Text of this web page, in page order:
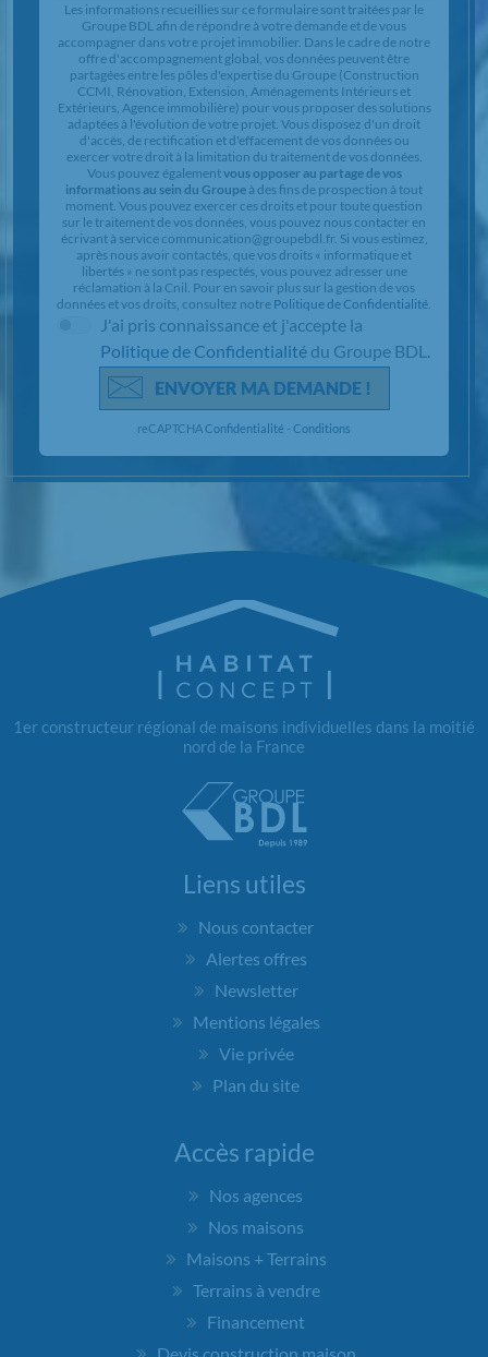
Les informations recueillies sur ce formulaire sont traitées par le
Groupe BDL afin de répondre à votre demande et de vous
accompagner dans votre projet immobilier. Dans le cadre de notre
offre d'accompagnement global, vos données peuvent être
partagées entre les pôles d'expertise du Groupe (Construction
CCMI, Rénovation, Extension, Aménagements Intérieurs et
Extérieurs, Agence immobilière) pour vous proposer des solutions
adaptées à l'évolution de votre projet. Vous disposez d'un droit
d'accès, de rectification et d'effacement de vos données ou
exercer votre droit à la limitation du traitement de vos données.
Vous pouvez égalementvous opposer au partage de vos
informations au sein du Groupe à des fins de prospection à tout
moment. Vous pouvez exercer ces droits et pour toute question
sur le traitement de vos données, vous pouvez nous contacter en
écrivant à service communication@groupebdl.fr. Si vous estimez,
après nous avoir contactés, que vos droits « informatique et
libertés » ne sont pas respectés, vous pouvez adresser une
réclamation à la Cnil. Pour en savoir plus sur la gestion de vos
données et vos droits, consultez notre Politique de Confidentialité.
J'ai pris connaissance et j'accepte la
Politique de Confidentialité du Groupe BDL.
ENVOYER MA DEMANDE !
reCAPTCHAConfidentialité - Conditions
1er constructeur régional de maisons individuelles dans la moitié
nord de la France
Liens utiles
Nous contacter
Alertes offres
Newsletter
Mentions légales
Vie privée
Plan du site
Accès rapide
Nos agences
Nos maisons
Maisons + Terrains
Terrains à vendre
Financement
Devis construction maison